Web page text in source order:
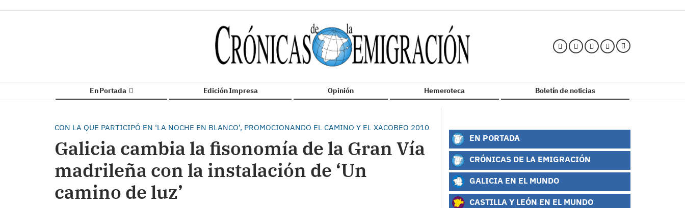
En Portada Edición Impresa Opinión Hemeroteca Boletín de noticias
CON LA QUE PARTICIPÓ EN ‘LA NOCHE EN BLANCO’, PROMOCIONANDO EL CAMINO Y EL XACOBEO 2010
Galicia cambia la fisonomía de la Gran Vía
madrileña con la instalación de ‘Un
camino de luz’
EN PORTADA
CRÓNICAS DE LA EMIGRACIÓN
GALICIA EN EL MUNDO
CASTILLA Y LEÓN EN EL MUNDO